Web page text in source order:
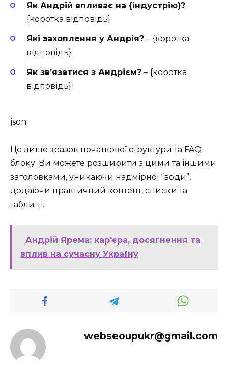
Як Андрій впливає на {індустрію}? –
{коротка відповідь}
Які захоплення у Андрія? – {коротка
відповідь}
Як зв’язатися з Андрієм? – {коротка
відповідь}
json
Це лише зразок початкової структури та FAQ
блоку. Ви можете розширити з цими та іншими
заголовками, уникаючи надмірної “води”,
додаючи практичний контент, списки та
таблиці.
Андрій Ярема: кар'єра, досягнення та
вплив на сучасну Україну
webseoupukr@gmail.com